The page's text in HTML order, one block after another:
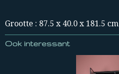
Grootte : 87.5 x 40.0 x 181.5 cm
Ook interessant